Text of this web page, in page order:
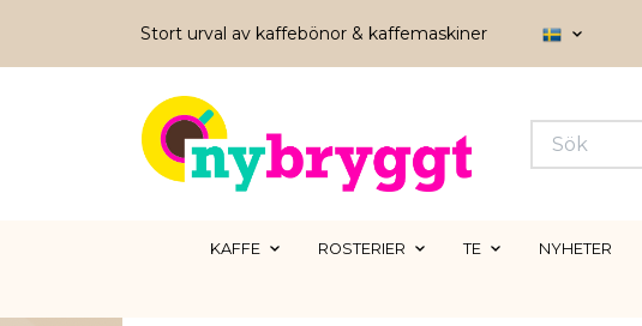
Stort urval av kaffebönor & kaffemaskiner
KAFFE ROSTERIER TE NYHETER